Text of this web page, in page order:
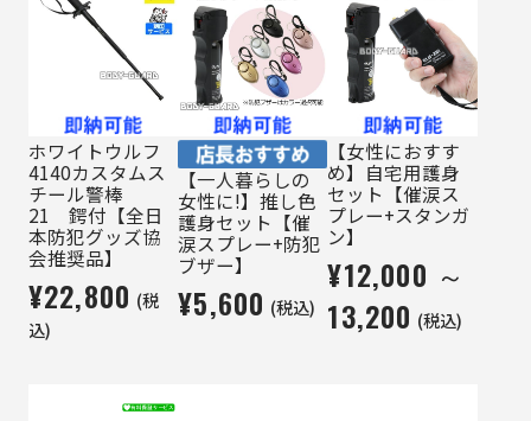
ホワイトウルフ
4140カスタムス
チール警棒
21 鍔付【全日
本防犯グッズ協
会推奨品】
¥22,800 (税
込)
【一人暮らしの
女性に!】推し色
護身セット【催
涙スプレー+防犯
ブザー】
¥5,600 (税込)
【女性におすす
め】自宅用護身
セット【催涙ス
プレー+スタンガ
ン】
¥12,000 ～
13,200 (税込)